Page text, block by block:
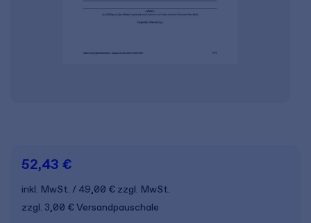
52,43 €
inkl. MwSt. 49,00 € zzgl. MwSt.
zzgl. 3,00 € Versandpauschale